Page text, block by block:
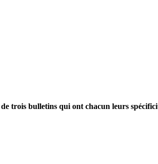
trois bulletins qui ont chacun leurs